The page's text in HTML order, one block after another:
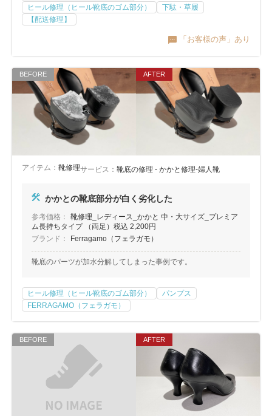
ヒール修理（ヒール靴底のゴム部分）
下駄・草履
【配送修理】
「お客様の声」あり
アイテム： 靴修理サービス： 靴底の修理 - かかと修理-婦人靴
かかとの靴底部分が白く劣化した
参考価格：
靴修理_レディース_かかと 中・大サイズ_プレミア
ム長持ちタイプ （両足）税込 2,200円
ブランド：
Ferragamo（フェラガモ）
靴底のパーツが加水分解してしまった事例です。
ヒール修理（ヒール靴底のゴム部分）
パンプス
FERRAGAMO（フェラガモ）